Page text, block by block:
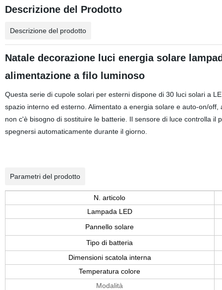
Descrizione del Prodotto
Descrizione del prodotto
Natale decorazione luci energia solare
alimentazione a filo luminoso
Questa serie di cupole solari per esterni dispone di 30 luci solari a
spazio interno ed esterno. Alimentato a energia solare e auto-on/
non c'è bisogno di sostituire le batterie. Il sensore di luce controlla
spegnersi automaticamente durante il giorno.
Parametri del prodotto
N. articolo
Lampada LED
Pannello solare
Tipo di batteria
Dimensioni scatola interna
Temperatura colore
Modalità